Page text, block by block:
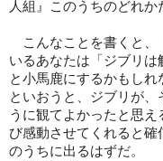
人組』このうちのどれか
こんなことを書くと、
いるあなたは「ジブリは
と小馬鹿にするかもし
といおうと、ジブリが
うに観てよかったと思
び感動させてくれると
のうちに出るはずだ。